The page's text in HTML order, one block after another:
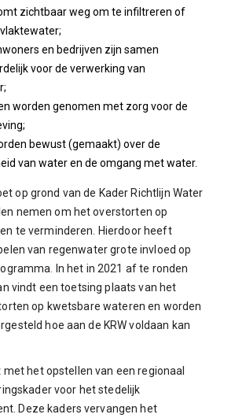
zichtbaar weg om te infiltreren of
en bedrijven zijn samen
voor de verwerking van
worden genomen met zorg voor de
bewust (gemaakt) over de
van water en de omgang met water.
op grond van de Kader Richtlijn Water
nemen om het overstorten op
te verminderen. Hierdoor heeft
van regenwater grote invloed op
In het in 2021 af te ronden
vindt een toetsing plaats van het
op kwetsbare wateren en worden
hoe aan de KRW voldaan kan
met het opstellen van een regionaal
voor het stedelijk
Deze kaders vervangen het